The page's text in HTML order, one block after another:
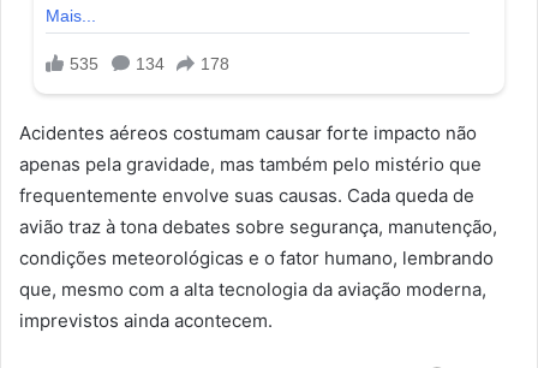
Acidentes aéreos costumam causar forte impacto não
apenas pela gravidade, mas também pelo mistério que
frequentemente envolve suas causas. Cada queda de
avião traz à tona debates sobre segurança, manutenção,
condições meteorológicas e o fator humano, lembrando
que, mesmo com a alta tecnologia da aviação moderna,
imprevistos ainda acontecem.